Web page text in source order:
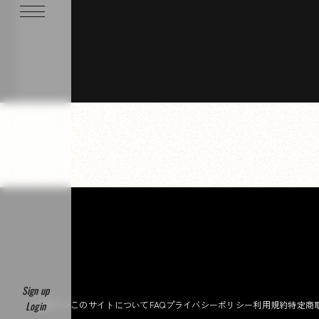
Sign up
LoginログインこのサイトについてFAQプライバシーポリシー利用規約特定商